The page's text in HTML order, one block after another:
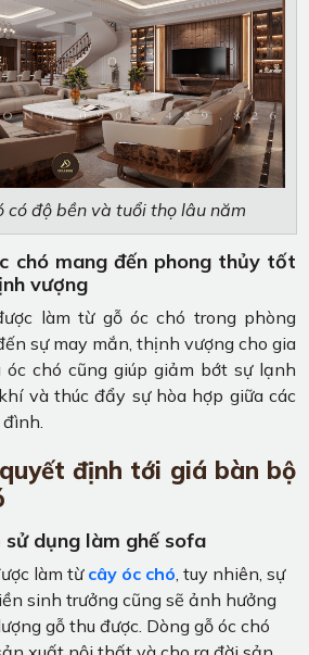
có độ bền và tuổi thọ lâu năm
chó mang đến phong thủy tốt
vượng
làm từ gỗ óc chó trong phòng
sự may mắn, thịnh vượng cho gia
chó cũng giúp giảm bớt sự lạnh
và thúc đẩy sự hòa hợp giữa các
định tới giá bàn bộ
dụng làm ghế sofa
làm từ cây óc chó, tuy nhiên, sự
sinh trưởng cũng sẽ ảnh hưởng
gỗ thu được. Dòng gỗ óc chó